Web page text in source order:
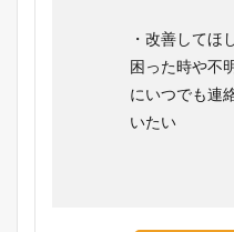
・改善してほ
困った時や不
にいつでも連
いたい